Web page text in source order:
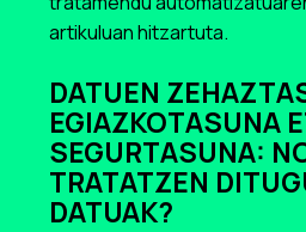
artikuluan hitzartuta.
DATUEN
EGIAZKOTASUNA
SEGURTASUNA:
TRATATZEN
DATUAK?